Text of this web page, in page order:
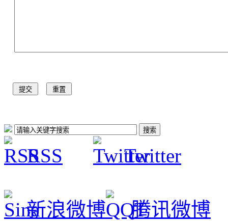
RSS Twitter
新浪微博 腾讯微博